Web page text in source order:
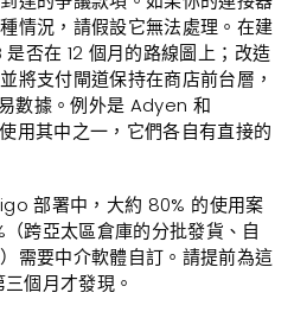
情況，請假設它無法處理。在建
否在 12 個月的路線圖上；改造
將支付閘道保持在商店前台層，
數據。例外是 Adyen 和
用其中之一，它們各自有直接的
部署中，大約 80% 的使用案
跨亞太區倉庫的分批發貨、自
需要中介軟體自訂。請提前為這
個月才發現。